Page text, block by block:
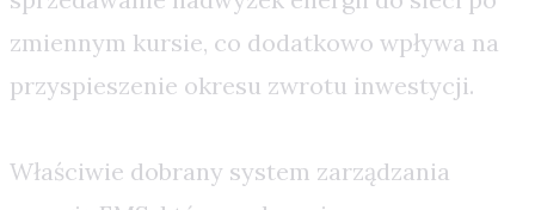
zmiennym kursie, co dodatkowo wpływa na
przyspieszenie okresu zwrotu inwestycji.
Właściwie dobrany system zarządzania